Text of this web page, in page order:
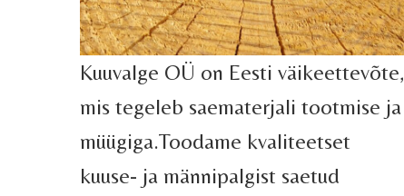
Kuuvalge OÜ on Eesti väikeettevõte,
mis tegeleb saematerjali tootmise ja
müügiga.Toodame kvaliteetset
kuuse- ja männipalgist saetud